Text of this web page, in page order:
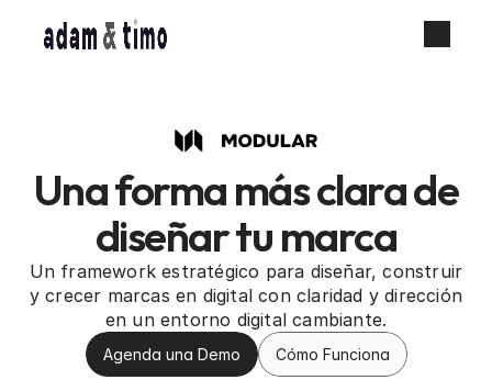
Servicios
Acerca de
Plantillas Notion
Una forma más clara de
diseñar tu marca
Un framework estratégico para diseñar, construir
y crecer marcas en digital con claridad y dirección
en un entorno digital cambiante.
Agenda una Demo Cómo Funciona